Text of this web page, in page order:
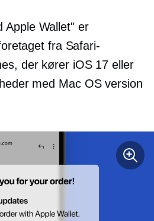
Apple Wallet" er
fra Safari-
der kører iOS 17 eller
med Mac OS version